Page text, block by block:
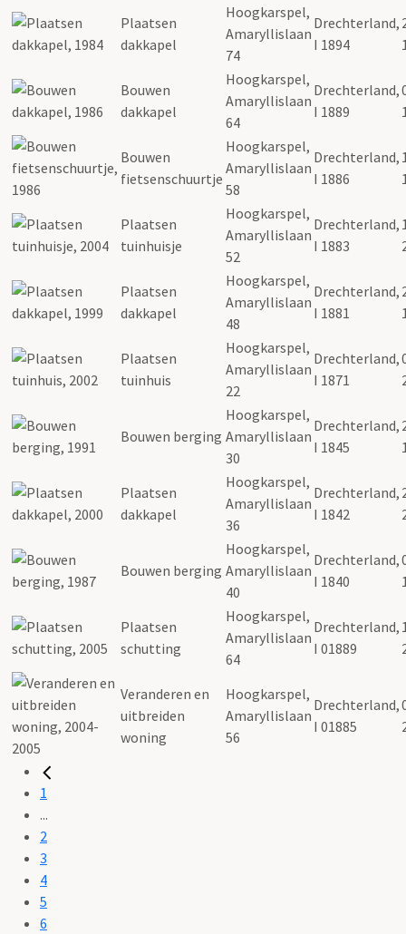
Plaatsen
dakkapel
Hoogkarspel,
Amaryllislaan
74
Drechterland,
I 1894
Bouwen
dakkapel
Hoogkarspel,
Amaryllislaan
64
Drechterland,
I 1889
Bouwen
fietsenschuurtje
Hoogkarspel,
Amaryllislaan
58
Drechterland,
I 1886
Plaatsen
tuinhuisje
Hoogkarspel,
Amaryllislaan
52
Drechterland,
I 1883
Plaatsen
dakkapel
Hoogkarspel,
Amaryllislaan
48
Drechterland,
I 1881
Plaatsen
tuinhuis
Hoogkarspel,
Amaryllislaan
22
Drechterland,
I 1871
Bouwen berging
Hoogkarspel,
Amaryllislaan
30
Drechterland,
I 1845
Plaatsen
dakkapel
Hoogkarspel,
Amaryllislaan
36
Drechterland,
I 1842
Bouwen berging
Hoogkarspel,
Amaryllislaan
40
Drechterland,
I 1840
Plaatsen
schutting
Hoogkarspel,
Amaryllislaan
64
Drechterland,
I 01889
Veranderen en
uitbreiden
woning
Hoogkarspel,
Amaryllislaan
56
Drechterland,
I 01885
1
...
2
3
4
5
6